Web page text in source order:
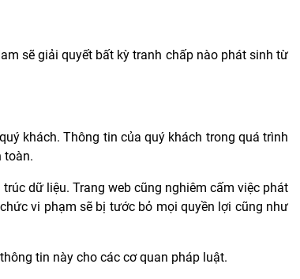
sẽ giải quyết bất kỳ tranh chấp nào phát sinh từ
khách. Thông tin của quý khách trong quá trình
toàn.
dữ liệu. Trang web cũng nghiêm cấm việc phát
vi phạm sẽ bị tước bỏ mọi quyền lợi cũng như
tin này cho các cơ quan pháp luật.